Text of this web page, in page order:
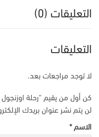
التعليقات (0)
التعليقات
لا توجد مراجعات بعد.
كن أول من يقيم “رحلة
لن يتم نشر عنوان بريدك
الاسم*